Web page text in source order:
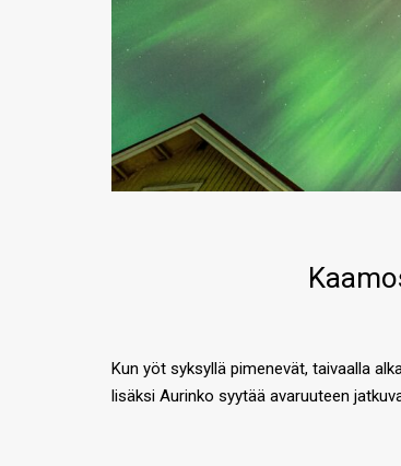
Kun yöt syksyllä pimenevät, taivaalla
lisäksi Aurinko syytää avaruuteen